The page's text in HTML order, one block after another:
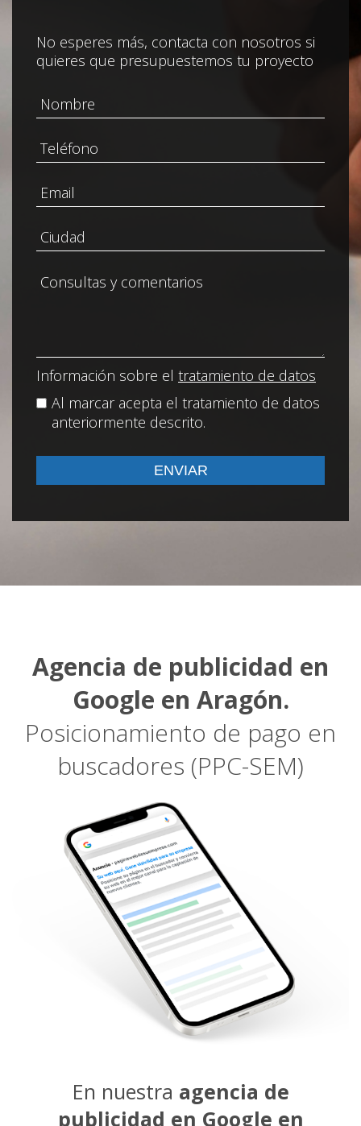
No esperes más, contacta con nosotros si
quieres que presupuestemos tu proyecto
Información sobre el tratamiento de datos
Al marcar acepta el tratamiento de datos
anteriormente descrito.
Agencia de publicidad en
Google en Aragón.
Posicionamiento de pago en
buscadores (PPC-SEM)
En nuestra agencia de
publicidad en Google en